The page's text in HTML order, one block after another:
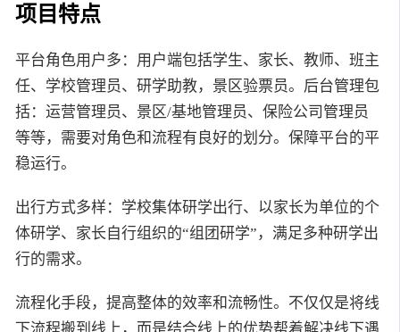
项目特点
平台角色用户多：用户端包括学生、家长、教师、班主
任、学校管理员、研学助教，景区验票员。后台管理包
括：运营管理员、景区/基地管理员、保险公司管理员
等等，需要对角色和流程有良好的划分。保障平台的平
稳运行。
出行方式多样：学校集体研学出行、以家长为单位的个
体研学、家长自行组织的“组团研学”，满足多种研学出
行的需求。
流程化手段，提高整体的效率和流畅性。不仅仅是将线
下流程搬到线上，而是结合线上的优势帮着解决线下遇